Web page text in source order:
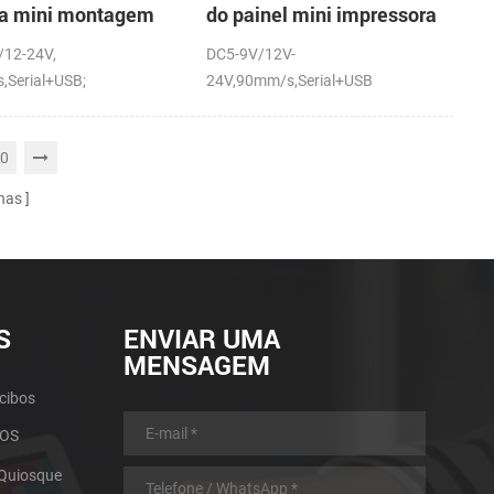
mini montagem
impressora
com a auto-
24V,
do painel mini impressora
térmica com a auto-
cortador
DC5-9V/12V-
24V,90mm/s,Serial+USB
ENVIAR UMA
MENSAGEM